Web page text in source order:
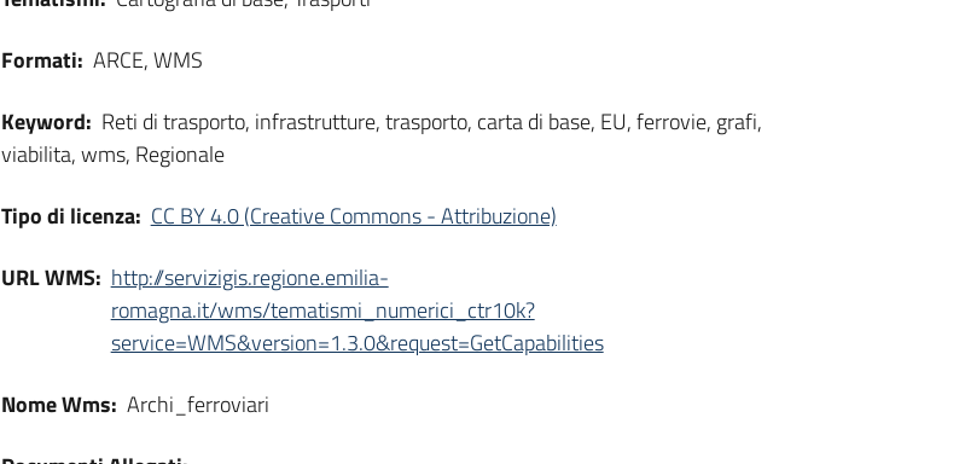
Formati: ARCE, WMS
Keyword: Reti di trasporto, infrastrutture, trasporto, carta di base, EU, ferrovie, grafi,
viabilita, wms, Regionale
Tipo di licenza: CC BY 4.0 (Creative Commons - Attribuzione)
URL WMS: http://servizigis.regione.emilia-
romagna.it/wms/tematismi_numerici_ctr10k?
service=WMS&version=1.3.0&request=GetCapabilities
Nome Wms: Archi_ferroviari